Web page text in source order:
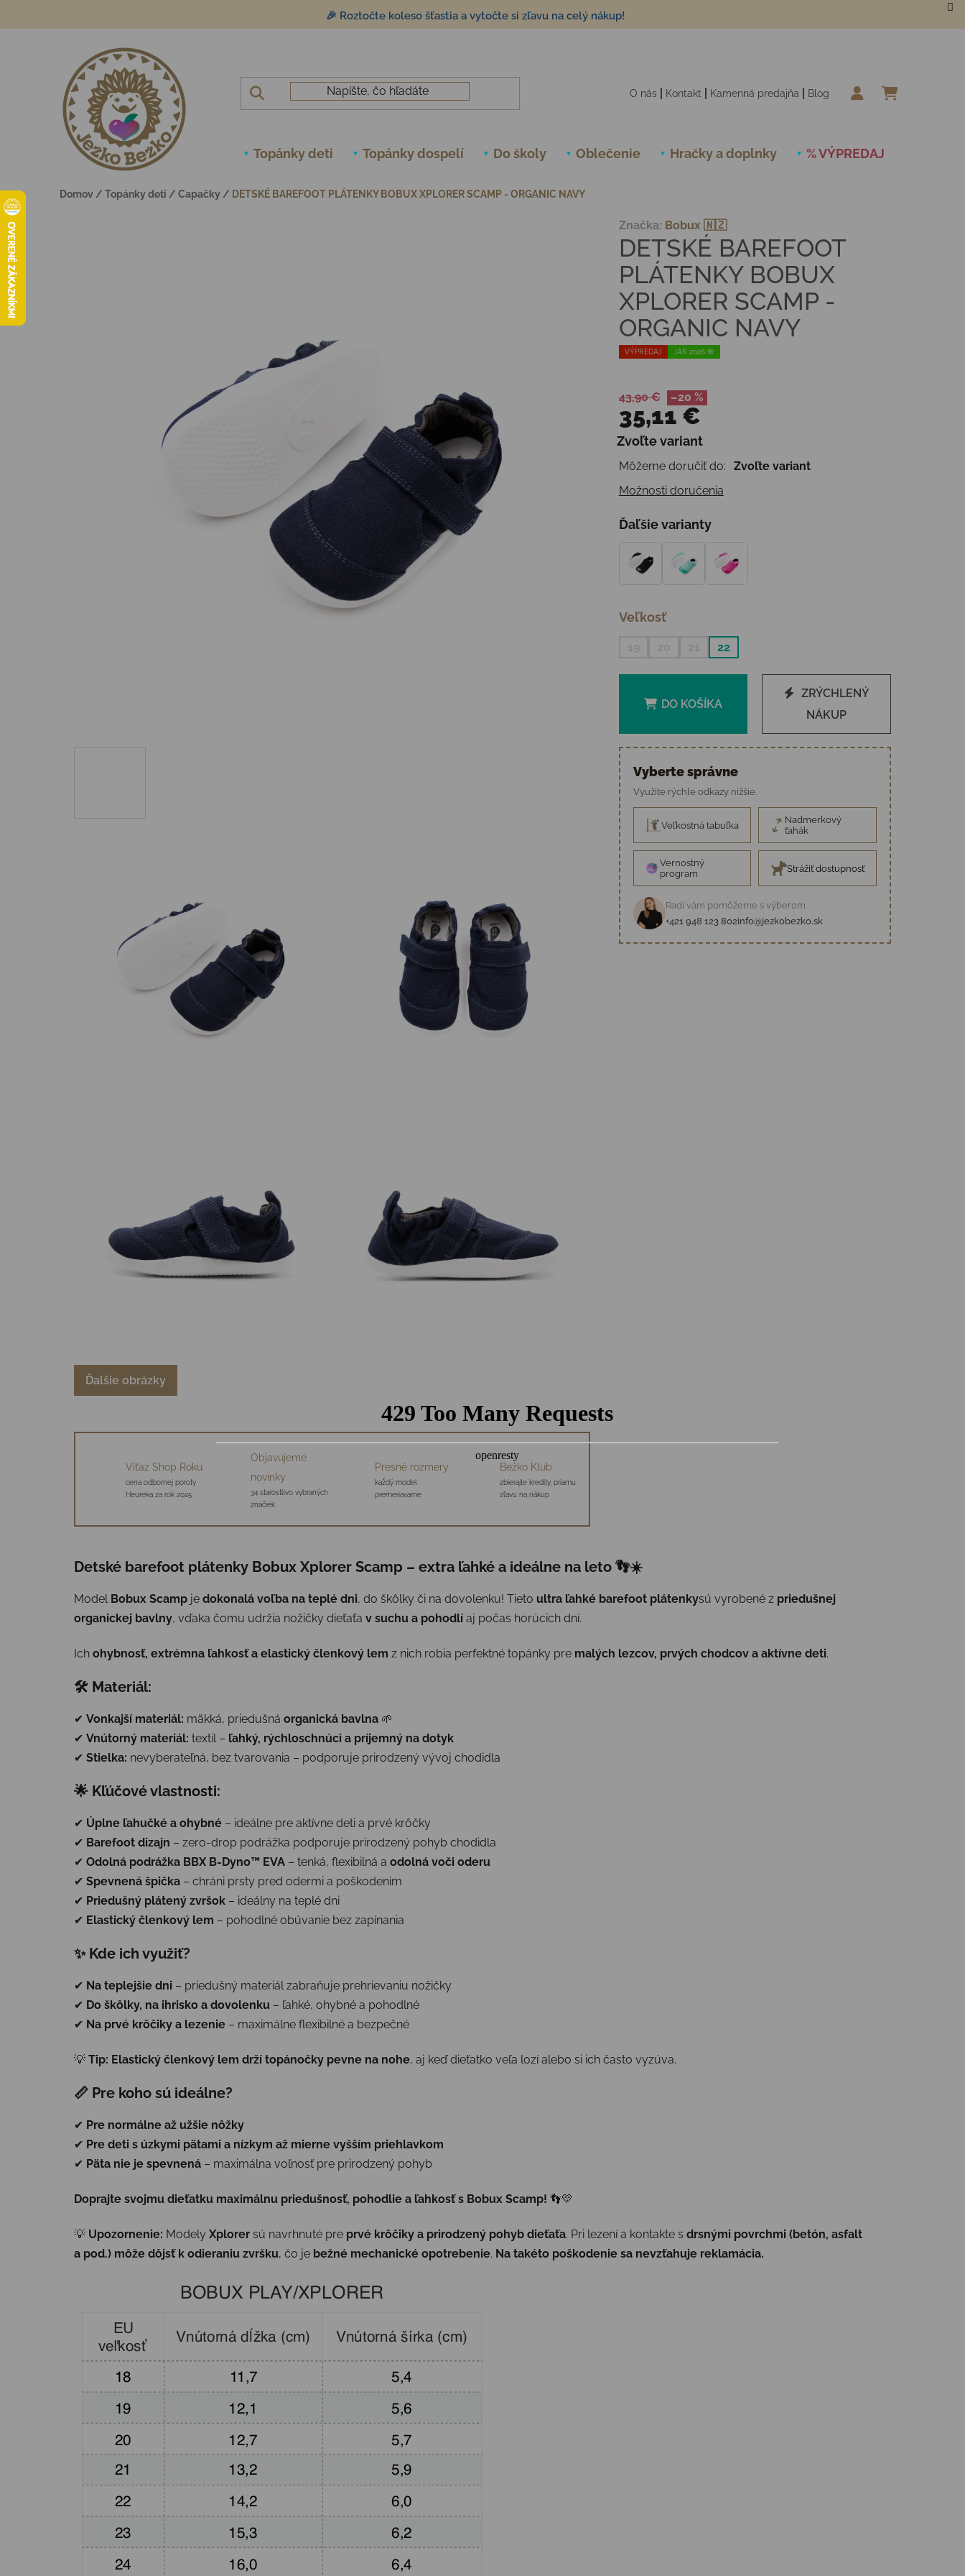
🎉 Roztočte koleso šťastia a vytočte si zľavu na celý nákup!
O nás Kontakt Kamenná predajňa Blog
Topánky deti Topánky dospelí Do školy Oblečenie Hračky a doplnky % VÝPREDAJ
Domov / Topánky deti / Capačky / DETSKÉ BAREFOOT PLÁTENKY BOBUX XPLORER SCAMP - ORGANIC NAVY
VÝPREDAJ JAR 2026 🌸
DETSKÉ BAREFOOT
PLÁTENKY BOBUX
XPLORER SCAMP -
ORGANIC NAVY
Značka: Bobux 🇳🇿
43,90 € –20 %
35,11 €
Jednotková cena:
Zvoľte variant
Môžeme doručiť do:
Zvoľte variant
Možnosti doručenia
Ďaľšie varianty
Veľkosť
22
DO KOŠÍKA
ZRÝCHLENÝ
NÁKUP
Vyberte správne
Využite rýchle odkazy nižšie.
Veľkostná tabuľka
Nadmerkový
ťahák
Vernostný
program
Strážiť dostupnosť
Radi vám pomôžeme s výberom
+421 948 123 802info@jezkobezko.sk
Ďalšie obrázky
Víťaz Shop Roku
cena odbornej poroty
Heureka za rok 2025
Objavujeme
novinky
34 starostlivo vybraných
značiek
Presné rozmery
každý model
premeriavame
Bežko Klub
zbierajte kredity, priamu
zľavu na nákup
Detské barefoot plátenky Bobux Xplorer Scamp – extra ľahké a ideálne na leto 👣☀️
Model Bobux Scamp je dokonalá voľba na teplé dni, do škôlky či na dovolenku! Tieto ultra ľahké barefoot plátenkysú vyrobené z priedušnej
organickej bavlny, vďaka čomu udržia nožičky dieťaťa v suchu a pohodlí aj počas horúcich dní.
Ich ohybnosť, extrémna ľahkosť a elastický členkový lem z nich robia perfektné topánky pre malých lezcov, prvých chodcov a aktívne deti.
🛠 Materiál:
✔ Vonkajší materiál: mäkká, priedušná organická bavlna 🌱
✔ Vnútorný materiál: textil – ľahký, rýchloschnúci a príjemný na dotyk
✔ Stielka: nevyberateľná, bez tvarovania – podporuje prirodzený vývoj chodidla
🌟 Kľúčové vlastnosti:
✔ Úplne ľahučké a ohybné – ideálne pre aktívne deti a prvé krôčky
✔ Barefoot dizajn – zero-drop podrážka podporuje prirodzený pohyb chodidla
✔ Odolná podrážka BBX B-Dyno™ EVA – tenká, flexibilná a odolná voči oderu
✔ Spevnená špička – chráni prsty pred odermi a poškodením
✔ Priedušný plátený zvršok – ideálny na teplé dni
✔ Elastický členkový lem – pohodlné obúvanie bez zapínania
✨ Kde ich využiť?
✔ Na teplejšie dni – priedušný materiál zabraňuje prehrievaniu nožičky
✔ Do škôlky, na ihrisko a dovolenku – ľahké, ohybné a pohodlné
✔ Na prvé krôčiky a lezenie – maximálne flexibilné a bezpečné
💡 Tip: Elastický členkový lem drží topánočky pevne na nohe, aj keď dieťatko veľa lozí alebo si ich často vyzúva.
📏 Pre koho sú ideálne?
✔ Pre normálne až užšie nôžky
✔ Pre deti s úzkymi pätami a nízkym až mierne vyšším priehlavkom
✔ Päta nie je spevnená – maximálna voľnosť pre prirodzený pohyb
Doprajte svojmu dieťatku maximálnu priedušnosť, pohodlie a ľahkosť s Bobux Scamp! 👣💛
💡 Upozornenie: Modely Xplorer sú navrhnuté pre prvé krôčiky a prirodzený pohyb dieťaťa. Pri lezení a kontakte s drsnými povrchmi (betón, asfalt
a pod.) môže dôjsť k odieraniu zvršku, čo je bežné mechanické opotrebenie. Na takéto poškodenie sa nevzťahuje reklamácia.